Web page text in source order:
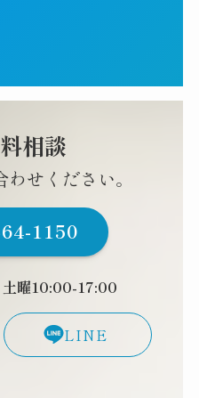
相談
せください。
1150
曜10:00-17:00
LINE